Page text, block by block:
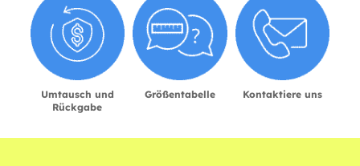
Umtausch und
Rückgabe
Größentabelle Kontaktiere uns